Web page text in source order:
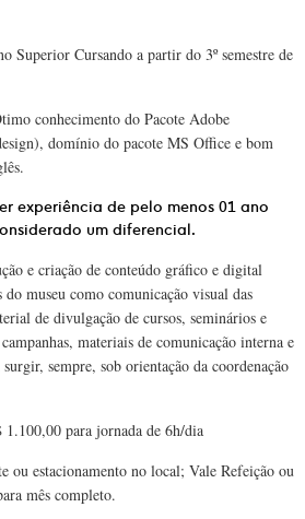
Superior Cursando a partir do 3º semestre de
conhecimento do Pacote Adobe
domínio do pacote MS Office e bom
experiência de pelo menos 01 ano
um diferencial.
e criação de conteúdo gráfico e digital
do museu como comunicação visual das
de divulgação de cursos, seminários e
materiais de comunicação interna e
sempre, sob orientação da coordenação
1.100,00 para jornada de 6h/dia
ou estacionamento no local; Vale Refeição ou
mês completo.